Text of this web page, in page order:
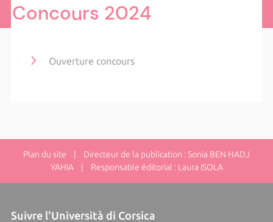
Concours 2024
Ouverture concours
Plan du site | Directeur de la publication : Sonia BEN HADJ
YAHIA | Responsable éditorial : Laura ISOLA
Suivre l'Università di Corsica